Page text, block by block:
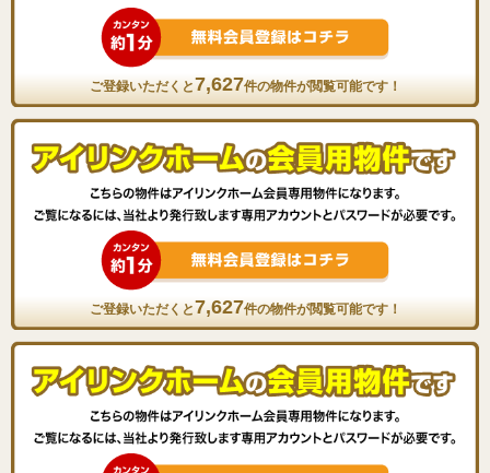
ご登録いただくと7,627件の物件が閲覧可能です！
ご登録いただくと7,627件の物件が閲覧可能です！